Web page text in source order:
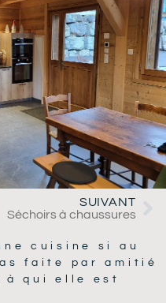
SUIVANT
Séchoirs à chaussures
cuisine si au
faite par amitié
à qui elle est